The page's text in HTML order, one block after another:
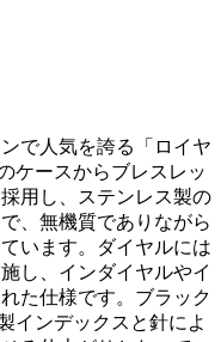
で人気を誇る「ロイヤ
ケースからブレスレッ
用し、ステンレス製の
、無機質でありながら
います。ダイヤルには
し、インダイヤルやイ
た仕様です。ブラック
インデックスと針によ